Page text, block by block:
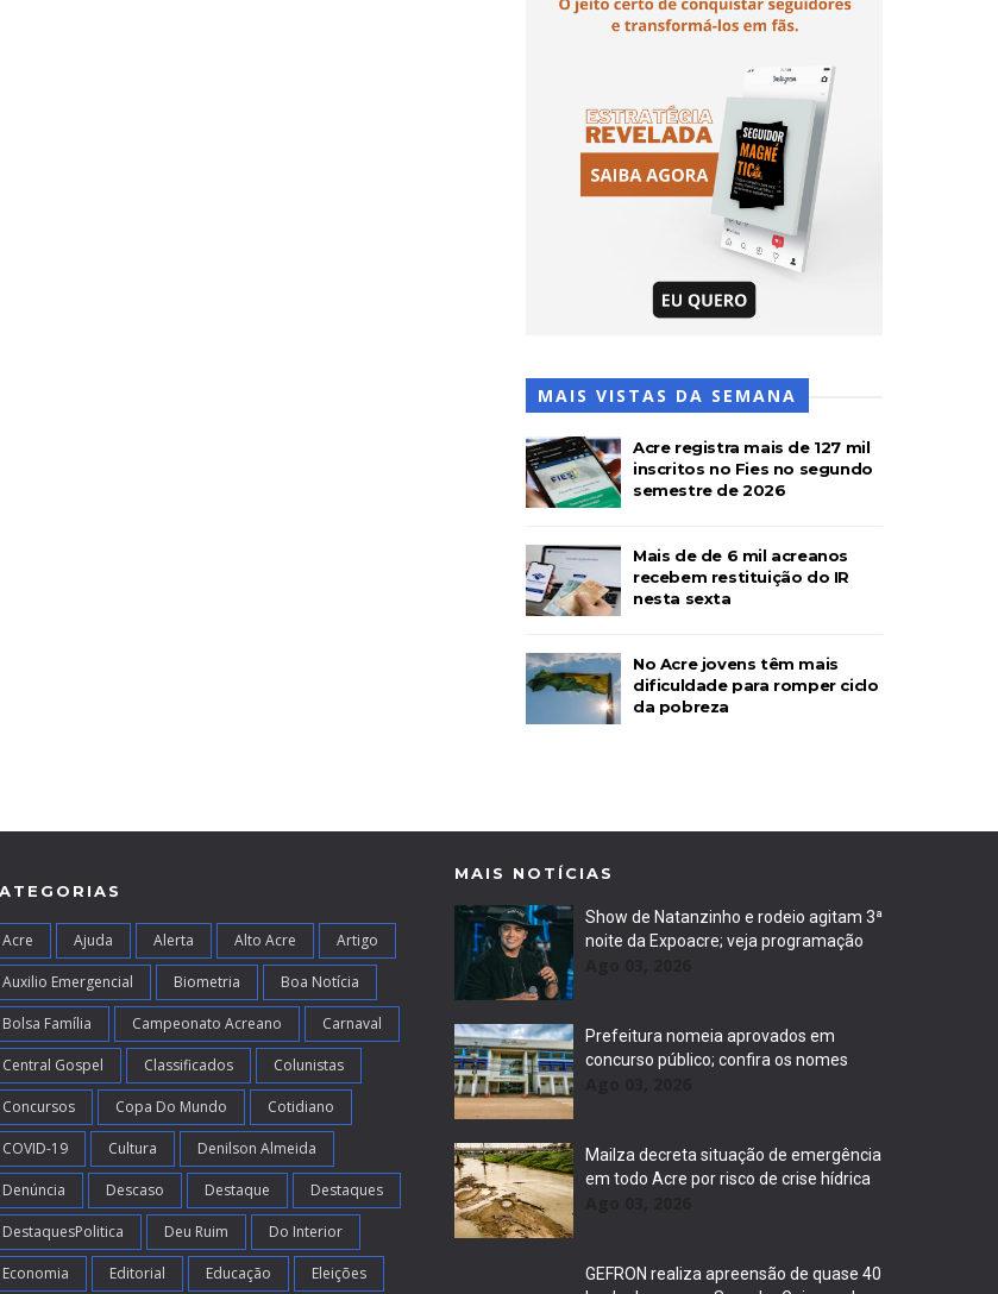
MAIS VISTAS DA SEMANA
Acre registra mais de 127 mil
inscritos no Fies no segundo
semestre de 2026
Mais de de 6 mil acreanos
recebem restituição do IR
nesta sexta
No Acre jovens têm mais
dificuldade para romper ciclo
da pobreza
Acre Ajuda Alerta Alto Acre Artigo
Auxilio Emergencial Biometria Boa Notícia
Bolsa Família Campeonato Acreano Carnaval
Central Gospel Classificados Colunistas
Concursos Copa Do Mundo Cotidiano
COVID-19 Cultura Denilson Almeida
Denúncia Descaso Destaque Destaques
DestaquesPolitica Deu Ruim Do Interior
Economia Editorial Educação Eleições
MAIS NOTÍCIAS
Show de Natanzinho e rodeio agitam 3ª
noite da Expoacre; veja programação
Prefeitura nomeia aprovados em
concurso público; confira os nomes
Mailza decreta situação de emergência
em todo Acre por risco de crise hídrica
GEFRON realiza apreensão de quase 40